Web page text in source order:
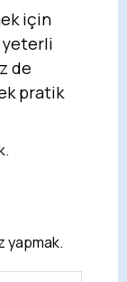
için
yeterli
de
pratik
yapmak.